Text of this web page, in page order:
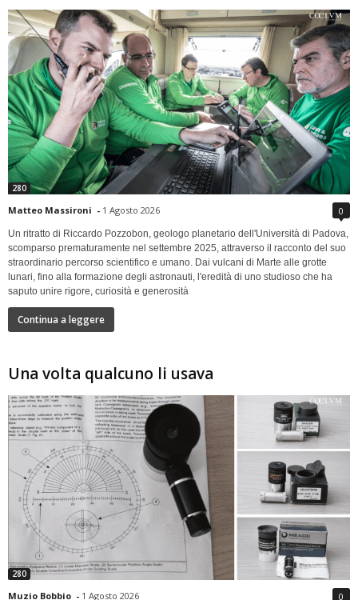
280
Matteo Massironi - 1 Agosto 2026 0
Un ritratto di Riccardo Pozzobon, geologo planetario dell'Università di Padova,
scomparso prematuramente nel settembre 2025, attraverso il racconto del suo
straordinario percorso scientifico e umano. Dai vulcani di Marte alle grotte
lunari, fino alla formazione degli astronauti, l'eredità di uno studioso che ha
saputo unire rigore, curiosità e generosità
Continua a leggere
Una volta qualcuno li usava
280
Muzio Bobbio - 1 Agosto 2026 0